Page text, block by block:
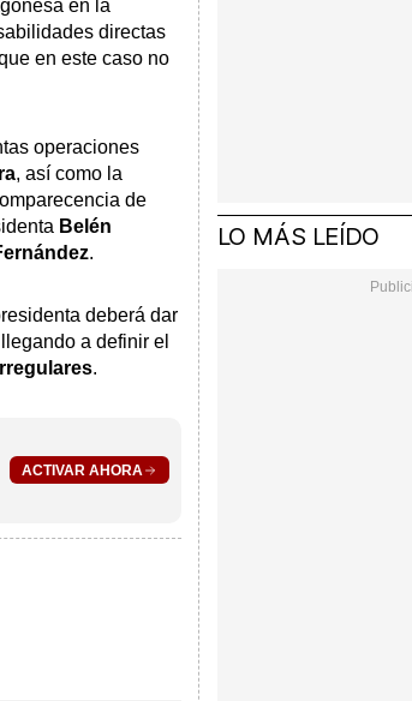
en la
directas
en este caso no
operaciones
, así como la
de
Belén
.
deberá dar
a definir el
.
ACTIVAR AHORA
LO MÁS LEÍDO